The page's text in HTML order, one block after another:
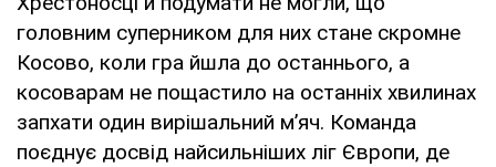
головним суперником для них стане скромне
Косово, коли гра йшла до останнього, а
косоварам не пощастило на останніх хвилинах
запхати один вирішальний м’яч. Команда
поєднує досвід найсильніших ліг Європи, де